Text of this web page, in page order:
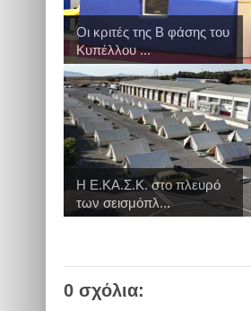
Οι κριτές της Β φάσης του
Κυπέλλου ...
Η Ε.ΚΑ.Σ.Κ. στο πλευρό
των σεισμόπλ...
0 σχόλια: